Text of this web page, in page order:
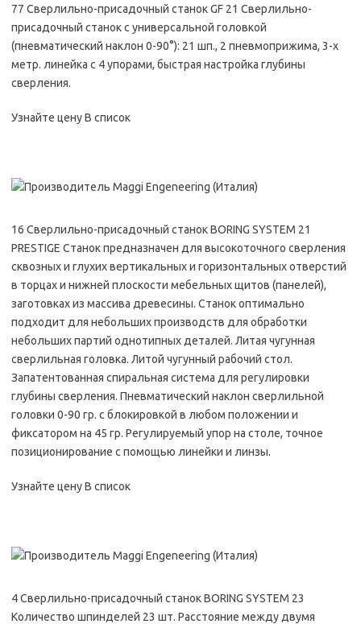
77 Сверлильно-присадочный станок GF 21 Сверлильно-
присадочный станок с универсальной головкой
(пневматический наклон 0-90°): 21 шп., 2 пневмоприжима, 3-х
метр. линейка с 4 упорами, быстрая настройка глубины
сверления.
Узнайте цену В список
16 Сверлильно-присадочный станок BORING SYSTEM 21
PRESTIGE Станок предназначен для высокоточного сверления
сквозных и глухих вертикальных и горизонтальных отверстий
в торцах и нижней плоскости мебельных щитов (панелей),
заготовках из массива древесины. Станок оптимально
подходит для небольших производств для обработки
небольших партий однотипных деталей. Литая чугунная
сверлильная головка. Литой чугунный рабочий стол.
Запатентованная спиральная система для регулировки
глубины сверления. Пневматический наклон сверлильной
головки 0-90 гр. с блокировкой в любом положении и
фиксатором на 45 гр. Регулируемый упор на столе, точное
позиционирование с помощью линейки и линзы.
Узнайте цену В список
4 Сверлильно-присадочный станок BORING SYSTEM 23
Количество шпинделей 23 шт. Расстояние между двумя